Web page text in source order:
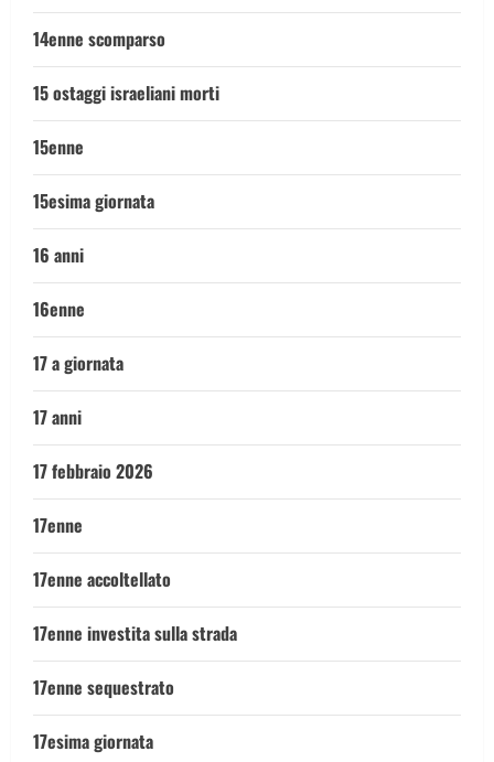
14enne scomparso
15 ostaggi israeliani morti
15enne
15esima giornata
16 anni
16enne
17 a giornata
17 anni
17 febbraio 2026
17enne
17enne accoltellato
17enne investita sulla strada
17enne sequestrato
17esima giornata